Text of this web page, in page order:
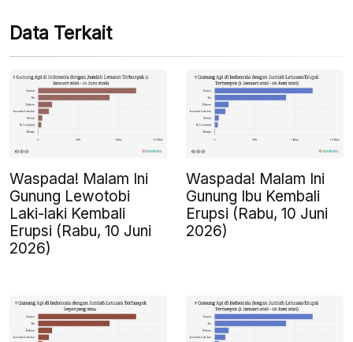
Data Terkait
Waspada! Malam Ini
Gunung Lewotobi
Laki-laki Kembali
Erupsi (Rabu, 10 Juni
2026)
Waspada! Malam Ini
Gunung Ibu Kembali
Erupsi (Rabu, 10 Juni
2026)